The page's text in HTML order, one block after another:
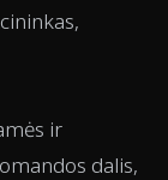
ir
dalis,